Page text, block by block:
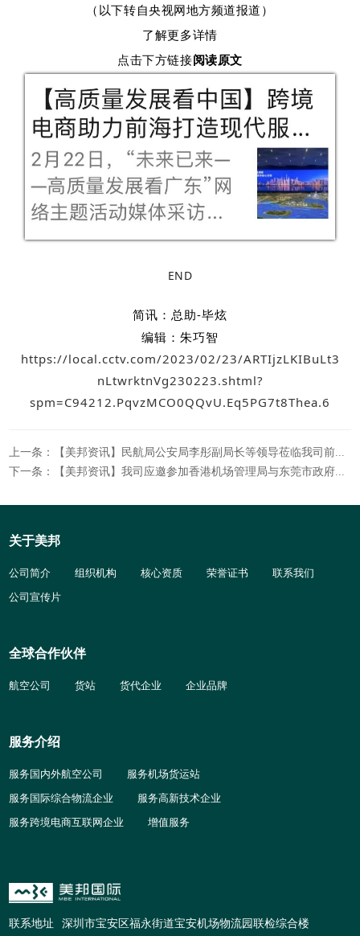
（以下转自央视网地方频道报道）
了解更多详情
点击下方链接阅读原文
END
简讯：总助-毕炫
编辑：朱巧智
https://local.cctv.com/2023/02/23/ARTIjzLKIBuLt3
nLtwrktnVg230223.shtml?
spm=C94212.PqvzMCO0QQvU.Eq5PG7t8Thea.6
上一条：【美邦资讯】民航局公安局李彤副局长等领导莅临我司前海仓考察“短途驳运前置安检”项目运作情况
下一条：【美邦资讯】我司应邀参加香港机场管理局与东莞市政府在港举行的“香港机场东莞国际航空物流园”合作框架签约议式
关于美邦
公司简介 组织机构 核心资质 荣誉证书
联系我们
公司宣传片
全球合作伙伴
航空公司 货站 货代企业 企业品牌
服务介绍
服务国内外航空公司
服务机场货运站
服务国际综合物流企业
服务高新技术企业
服务跨境电商互联网企业
增值服务
联系地址 深圳市宝安区福永街道宝安机场物流园联检综合楼